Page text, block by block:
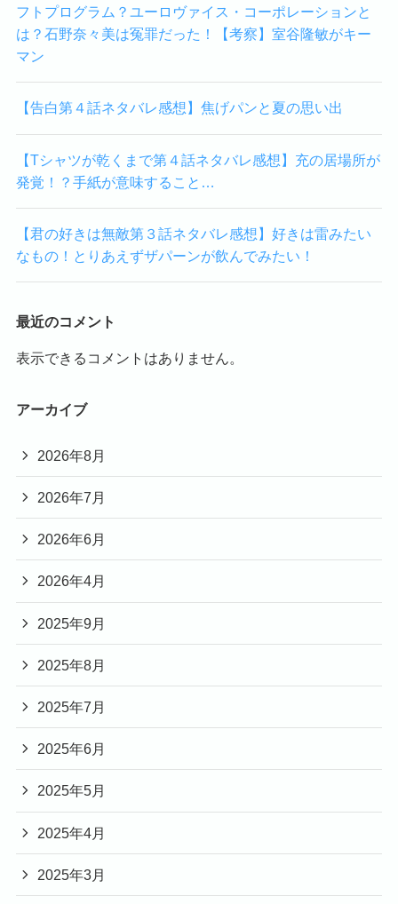
フトプログラム？ユーロヴァイス・コーポレーションと
は？石野奈々美は冤罪だった！【考察】室谷隆敏がキー
マン
【告白第４話ネタバレ感想】焦げパンと夏の思い出
【Tシャツが乾くまで第４話ネタバレ感想】充の居場所が
発覚！？手紙が意味すること…
【君の好きは無敵第３話ネタバレ感想】好きは雷みたい
なもの！とりあえずザパーンが飲んでみたい！
最近のコメント
表示できるコメントはありません。
アーカイブ
2026年8月
2026年7月
2026年6月
2026年4月
2025年9月
2025年8月
2025年7月
2025年6月
2025年5月
2025年4月
2025年3月